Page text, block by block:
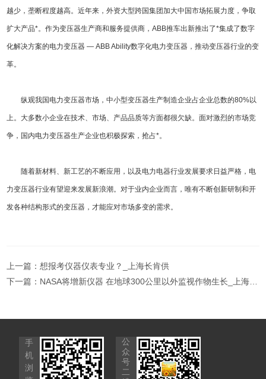
越少，垄断程度越高。近年来，外资大型跨国集团加大中国市场拓展力度，争取
扩大产品*。作为变压器生产商和服务提供商，ABB推车出新推出了*集成了数字
化解决方案的电力变压器 — ABB Ability数字化电力变压器，推动变压器行业的变
革。
纵观我国电力变压器市场，中小型变压器生产制造企业占企业总数的80%以
上。大多数小企业在技术、市场、产品品质等方面都很欠缺。面对激烈的市场竞
争，国内电力变压器生产企业也积极探索，抢占*。
随着新材料、新工艺的不断应用，以及电力电器行业发展要求日益严格，电
力变压器行业有望迎来发展新浪潮。对于业内企业而言，唯有不断创新研制和开
发各种结构形式的变压器，才能应对市场多变的需求。
上一篇：想报考仪器仪表专业？_上海长肯供
下一篇： NASA将增新仪器 在地球300公里以外监视作物生长_上海长肯
手
机
浏
公
众
号
二